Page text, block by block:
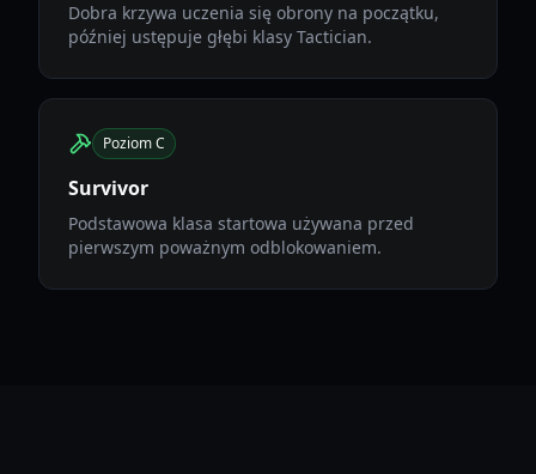
Dobra krzywa uczenia się obrony na początku,
później ustępuje głębi klasy Tactician.
Poziom C
Survivor
Podstawowa klasa startowa używana przed
pierwszym poważnym odblokowaniem.